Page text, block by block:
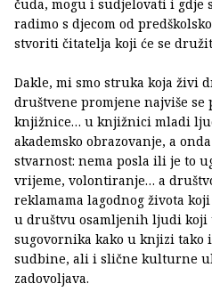
čuda, mogu i sudjelovati i gdje
radimo s djecom od
stvoriti čitatelja koji će se
Dakle, mi smo struka koja živi
društvene promjene najviše se
knjižnice… u knjižnici mladi
akademsko obrazovanje, a
stvarnost: nema posla ili je to
vrijeme, volontiranje… a
reklamama lagodnog života
u društvu osamljenih ljudi
sugovornika kako u knjizi
sudbine, ali i slične kulturne
zadovoljava.